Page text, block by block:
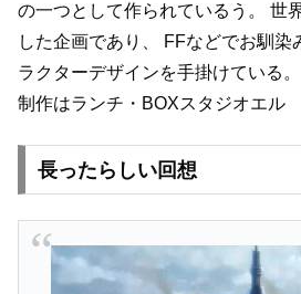
の一つとして作られているう。
世
した企画であり、
FFなどでお馴染
ラクターデザインを手掛けている。
制作はランチ・BOXスタジオエル
長ったらしい回想